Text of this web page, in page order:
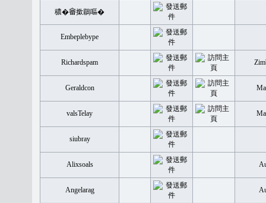
穠�𤲞撳鶥嘔�
Embeplebype
Richardspam
Geraldcon
valsTelay
siubray
Alixsoals
Angelarag